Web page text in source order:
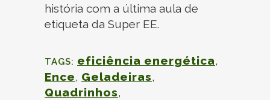
história com a última aula de
etiqueta da Super EE.
TAGS: eficiência energética,
Ence, Geladeiras,
Quadrinhos,